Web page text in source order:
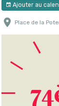
Ajouter au
Place de la